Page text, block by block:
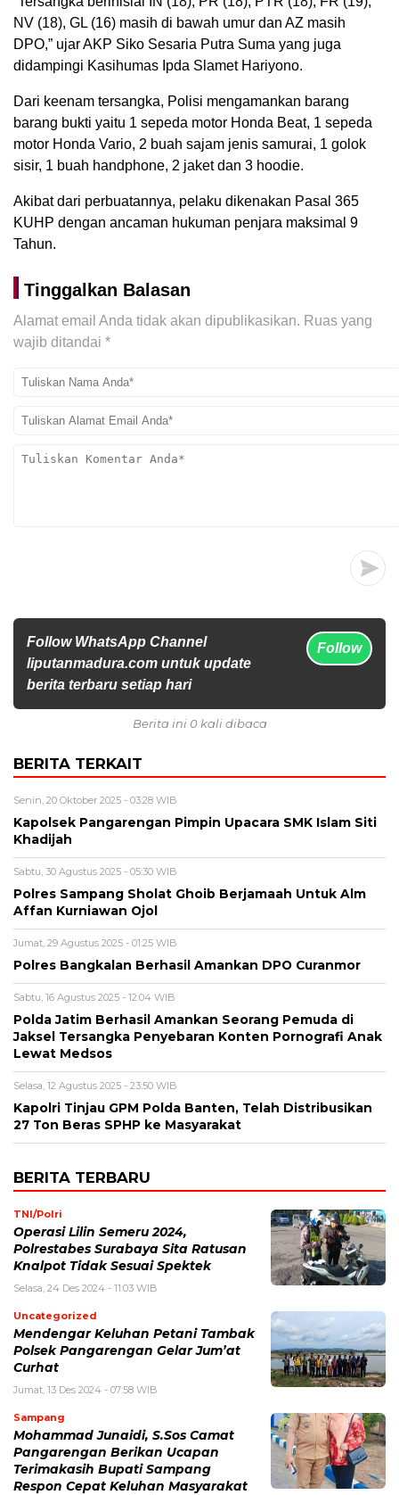
NV (18), GL (16) masih di bawah umur dan AZ masih
DPO,” ujar AKP Siko Sesaria Putra Suma yang juga
didampingi Kasihumas Ipda Slamet Hariyono.
Dari keenam tersangka, Polisi mengamankan barang
barang bukti yaitu 1 sepeda motor Honda Beat, 1 sepeda
motor Honda Vario, 2 buah sajam jenis samurai, 1 golok
sisir, 1 buah handphone, 2 jaket dan 3 hoodie.
Akibat dari perbuatannya, pelaku dikenakan Pasal 365
KUHP dengan ancaman hukuman penjara maksimal 9
Tahun.
Tinggalkan Balasan
Alamat email Anda tidak akan dipublikasikan. Ruas yang
wajib ditandai *
Follow WhatsApp Channel
liputanmadura.com untuk update
berita terbaru setiap hari
Follow
Berita ini 0 kali dibaca
BERITA TERKAIT
Senin, 20 Oktober 2025 - 03:28 WIB
Kapolsek Pangarengan Pimpin Upacara SMK Islam Siti
Khadijah
Sabtu, 30 Agustus 2025 - 05:30 WIB
Polres Sampang Sholat Ghoib Berjamaah Untuk Alm
Affan Kurniawan Ojol
Jumat, 29 Agustus 2025 - 01:25 WIB
Polres Bangkalan Berhasil Amankan DPO Curanmor
Sabtu, 16 Agustus 2025 - 12:04 WIB
Polda Jatim Berhasil Amankan Seorang Pemuda di
Jaksel Tersangka Penyebaran Konten Pornografi Anak
Lewat Medsos
Selasa, 12 Agustus 2025 - 23:50 WIB
Kapolri Tinjau GPM Polda Banten, Telah Distribusikan
27 Ton Beras SPHP ke Masyarakat
BERITA TERBARU
TNI/Polri
Operasi Lilin Semeru 2024,
Polrestabes Surabaya Sita Ratusan
Knalpot Tidak Sesuai Spektek
Selasa, 24 Des 2024 - 11:03 WIB
Uncategorized
Mendengar Keluhan Petani Tambak
Polsek Pangarengan Gelar Jum’at
Curhat
Jumat, 13 Des 2024 - 07:58 WIB
Sampang
Mohammad Junaidi, S.Sos Camat
Pangarengan Berikan Ucapan
Terimakasih Bupati Sampang
Respon Cepat Keluhan Masyarakat